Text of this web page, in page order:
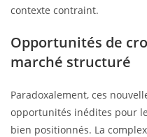
contexte contraint.
Opportunités de
marché structuré
Paradoxalement, ces
opportunités inédites pour
bien positionnés. La